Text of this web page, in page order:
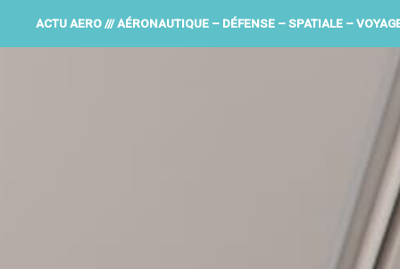
ACTU AERO /// AÉRONAUTIQUE – DÉFENSE – SPATIALE –